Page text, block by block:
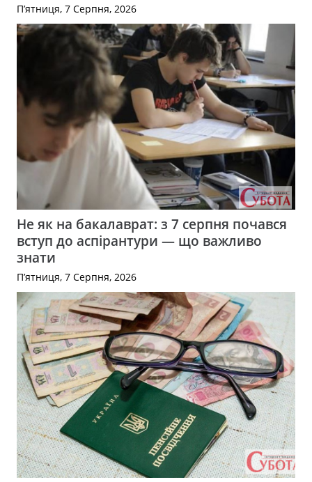
П’ятниця, 7 Серпня, 2026
Не як на бакалаврат: з 7 серпня почався
вступ до аспірантури — що важливо
знати
П’ятниця, 7 Серпня, 2026